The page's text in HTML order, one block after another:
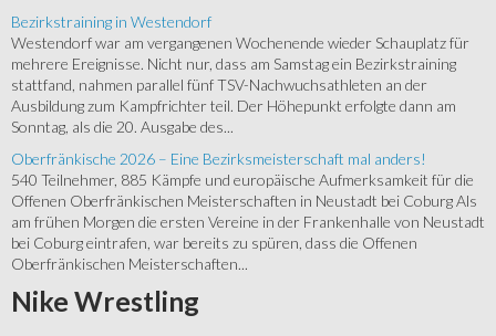
Bezirkstraining in Westendorf
Westendorf war am vergangenen Wochenende wieder Schauplatz für
mehrere Ereignisse. Nicht nur, dass am Samstag ein Bezirkstraining
stattfand, nahmen parallel fünf TSV-Nachwuchsathleten an der
Ausbildung zum Kampfrichter teil. Der Höhepunkt erfolgte dann am
Sonntag, als die 20. Ausgabe des...
Oberfränkische 2026 – Eine Bezirksmeisterschaft mal anders!
540 Teilnehmer, 885 Kämpfe und europäische Aufmerksamkeit für die
Offenen Oberfränkischen Meisterschaften in Neustadt bei Coburg Als
am frühen Morgen die ersten Vereine in der Frankenhalle von Neustadt
bei Coburg eintrafen, war bereits zu spüren, dass die Offenen
Oberfränkischen Meisterschaften...
Nike Wrestling